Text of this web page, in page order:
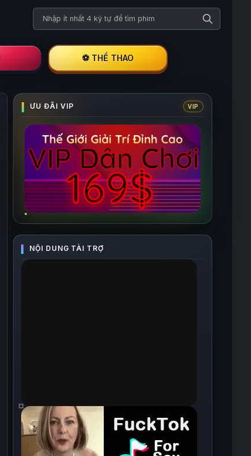
Tìm kiếm phim
⚽ THỂ THAO